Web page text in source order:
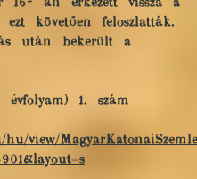
követően feloszlatták.
után bekerült a
1. szám
view/